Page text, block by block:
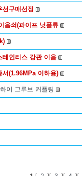
선구매선정
음쇠(파이프 닛플류
테인리스 강관 이음
(1.96MPa 이하용)
이 그루브 커플링